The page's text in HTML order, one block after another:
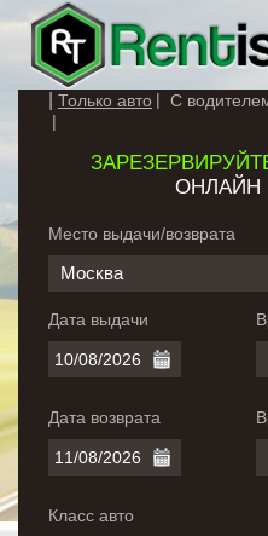
Только авто С
ОНЛАЙН
Место выдачи/возврата
Москва
Дата выдачи
Дата возврата
Класс авто